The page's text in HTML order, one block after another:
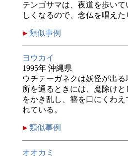
テンゴサマは、夜道を歩い
しくなるので、念仏を唱え
類似事例
ヨウカイ
1995年 沖縄県
ウチテーガネクは妖怪が出
所を通るときには、魔除け
をかき乱し、簪を口にくわ
れている。
類似事例
オオカミ